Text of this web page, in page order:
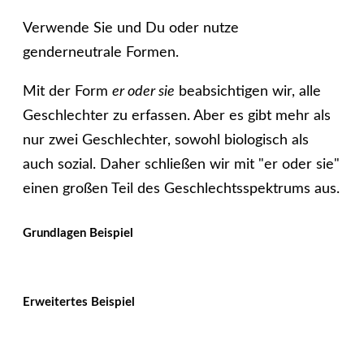
Verwende Sie und Du oder nutze
genderneutrale Formen.
Mit der Form er oder sie beabsichtigen wir, alle
Geschlechter zu erfassen. Aber es gibt mehr als
nur zwei Geschlechter, sowohl biologisch als
auch sozial. Daher schließen wir mit "er oder sie"
einen großen Teil des Geschlechtsspektrums aus.
Grundlagen Beispiel
Erweitertes Beispiel